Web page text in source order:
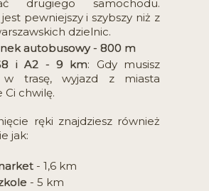
drugiego samochodu.
pewniejszy i szybszy niż z
dzielnic.
autobusowy - 800 m
i A2 - 9 km: Gdy musisz
w trasę, wyjazd z miasta
Ci chwilę.
ręki znajdziesz również
jak:
- 1,6 km
- 5 km